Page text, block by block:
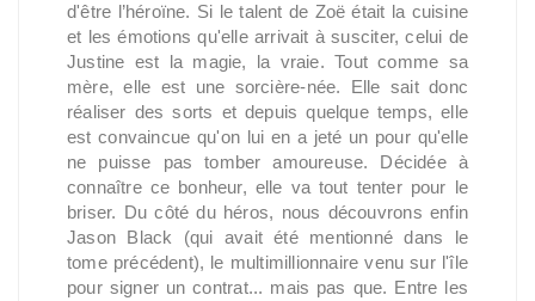
d'être l’héroïne. Si le talent de Zoë était la cuisine
et les émotions qu'elle arrivait à susciter, celui de
Justine est la magie, la vraie. Tout comme sa
mère, elle est une sorcière-née. Elle sait donc
réaliser des sorts et depuis quelque temps, elle
est convaincue qu'on lui en a jeté un pour qu'elle
ne puisse pas tomber amoureuse. Décidée à
connaître ce bonheur, elle va tout tenter pour le
briser. Du côté du héros, nous découvrons enfin
Jason Black (qui avait été mentionné dans le
tome précédent), le multimillionnaire venu sur l'île
pour signer un contrat... mais pas que. Entre les